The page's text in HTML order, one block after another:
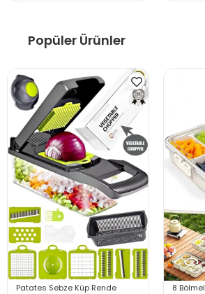
Popüler Ürünler
Patates Sebze Küp Rende
8